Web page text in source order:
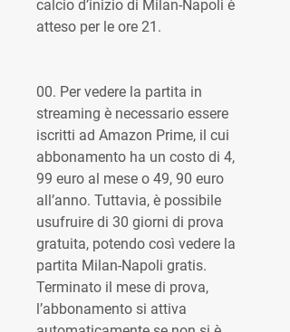
calcio d’inizio di Milan-Napoli è
atteso per le ore 21.
00. Per vedere la partita in
streaming è necessario essere
iscritti ad Amazon Prime, il cui
abbonamento ha un costo di 4,
99 euro al mese o 49, 90 euro
all’anno. Tuttavia, è possibile
usufruire di 30 giorni di prova
gratuita, potendo così vedere la
partita Milan-Napoli gratis.
Terminato il mese di prova,
l’abbonamento si attiva